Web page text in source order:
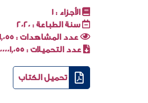
الأجزاء : 1
سنة الطباعة : 2020
عدد المشاهدات :
عدد التحميلات :
تحميل الكتاب